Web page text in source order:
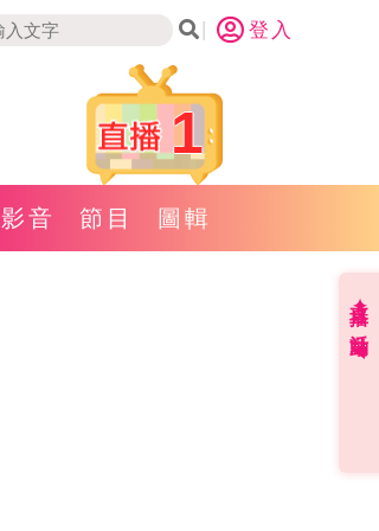
登入
1
影音 節目 圖輯
直播✦活動